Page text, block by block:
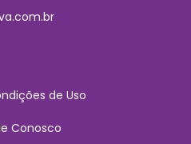
de Uso
Conosco